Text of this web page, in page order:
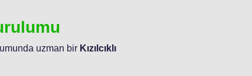
uzman bir Kızılcıklı